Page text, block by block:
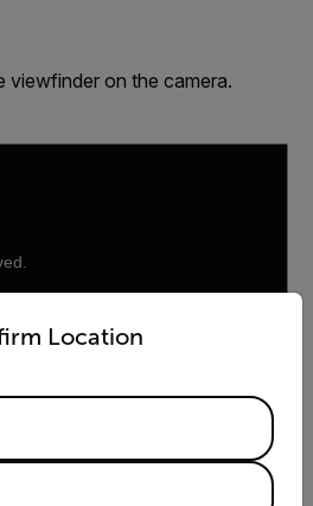
viewfinder on the camera.
Location
and language from the